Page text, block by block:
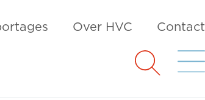
Over HVC Contact